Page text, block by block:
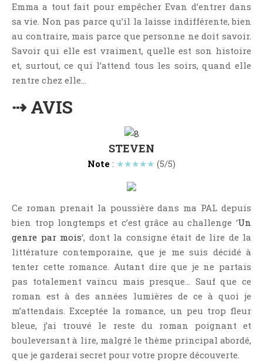
Erotique
Fait Divers
Fantastique
Feel Good
Fraternité
LGBT
Light Novel
Littérature Belge
Littérature Contemporaine
Littérature Étrangère
Littérature Française
Littérature Gay
Littérature Lesbienne
Emma a tout fait pour empêcher Evan d’entrer dans
sa vie. Non pas parce qu’il la laisse indifférente, bien
au contraire, mais parce que personne ne doit savoir.
Savoir qui elle est vraiment, quelle est son histoire
et, surtout, ce qui l’attend tous les soirs, quand elle
rentre chez elle…
⇢ AVIS
STEVEN
Note : ★★★★★ (5/5)
Ce roman prenait la poussière dans ma PAL depuis
bien trop longtemps et c’est grâce au challenge ‘Un
genre par mois‘, dont la consigne était de lire de la
littérature contemporaine, que je me suis décidé à
tenter cette romance. Autant dire que je ne partais
pas totalement vaincu mais presque… Sauf que ce
roman est à des années lumières de ce à quoi je
m’attendais. Exceptée la romance, un peu trop fleur
bleue, j’ai trouvé le reste du roman poignant et
bouleversant à lire, malgré le thème principal abordé,
que je garderai secret pour votre propre découverte.